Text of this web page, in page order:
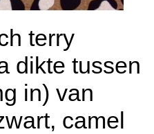
terry
dikte tussen
in) van
camel